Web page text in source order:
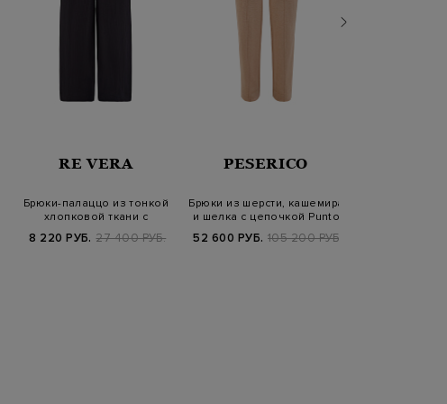
RE VERA
Брюки-палаццо из тонкой
хлопковой ткани с
8 220 РУБ. 27 400 РУБ.
PESERICO
Брюки из шерсти, кашемира
и шелка с цепочкой Punto
52 600 РУБ. 105 200 РУБ.